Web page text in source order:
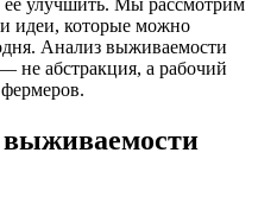
идеи, которые можно
Анализ выживаемости
не абстракция, а рабочий
выживаемости